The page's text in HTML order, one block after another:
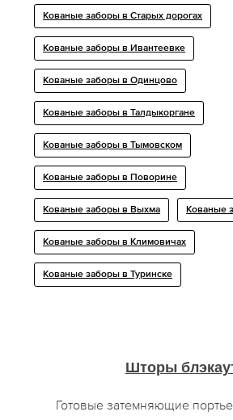
Кованые заборы в Старых дорогах
Кованые заборы в Ивантеевке
Кованые заборы в Одинцово
Кованые заборы в Талдыкоргане
Кованые заборы в Тымовском
Кованые заборы в Поворине
Кованые заборы в Выхма Кованые
Кованые заборы в Климовичах
Кованые заборы в Туринске
Шторы
Готовые затемняющие